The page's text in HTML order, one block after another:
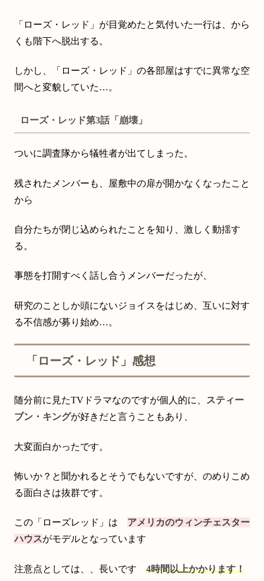
「ローズ・レッド」が目覚めたと気付いた一行は、から
くも階下へ脱出する。
しかし、「ローズ・レッド」の各部屋はすでに異常な空
間へと変貌していた…。
ローズ・レッド第3話「崩壊」
ついに調査隊から犠牲者が出てしまった。
残されたメンバーも、屋敷中の扉が開かなくなったこと
から
自分たちが閉じ込められたことを知り、激しく動揺す
る。
事態を打開すべく話し合うメンバーだったが、
研究のことしか頭にないジョイスをはじめ、互いに対す
る不信感が募り始め…。
「ローズ・レッド」感想
随分前に見たTVドラマなのですが個人的に、
スティー
ブン・キングが好きだと言うこともあり、
大変面白かったです。
怖いか？と聞かれるとそうでもないですが、のめりこめ
る面白さは抜群です。
この「ローズレッド」は アメリカのウィンチェスター
ハウスがモデルとなっています
注意点としては、、長いです 4時間以上かかります！